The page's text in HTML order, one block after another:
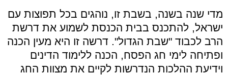
מדי שנה בשנה, בשבת זו, נוהגים בכל תפוצות עם
ישראל, להתכנס בבית הכנסת לשמוע את דרשת
הרב לכבוד "שבת הגדול". דרשה זו היא מעין הכנה
ופתיחה לימי חג הפסח, הכנה ללימוד הדינים
וידיעת ההלכות הנדרשות לקיים את מצוות החג